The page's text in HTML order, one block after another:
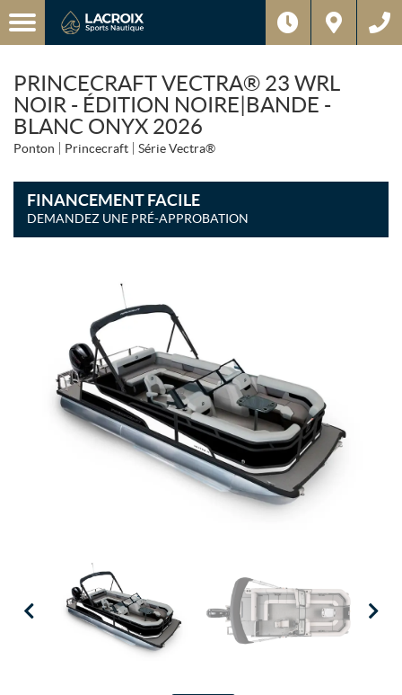
PRINCECRAFT VECTRA® 23 WRL
NOIR - ÉDITION NOIRE|BANDE -
BLANC ONYX 2026
Ponton Princecraft Série Vectra®
FINANCEMENT FACILE
DEMANDEZ UNE PRÉ-APPROBATION